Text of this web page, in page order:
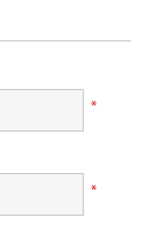
*
*